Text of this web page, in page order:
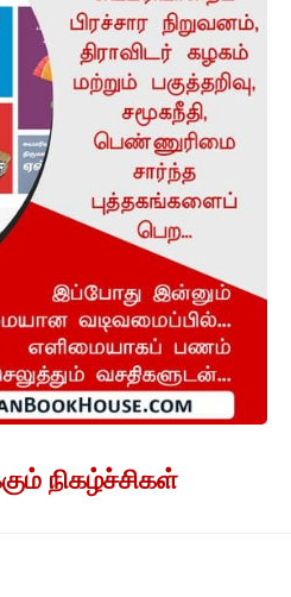
நிகழ்ச்சிகள்